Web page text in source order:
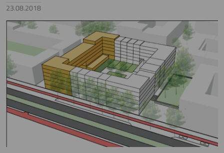
23.08.2018
Image